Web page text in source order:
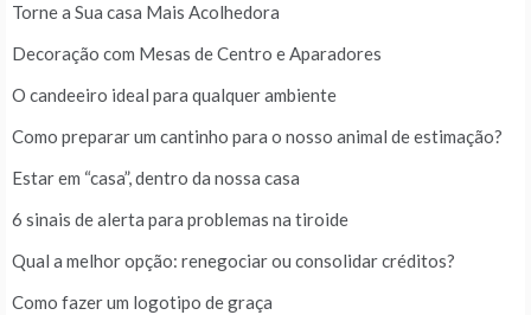
Torne a Sua casa Mais Acolhedora
Decoração com Mesas de Centro e Aparadores
O candeeiro ideal para qualquer ambiente
Como preparar um cantinho para o nosso animal de estimação?
Estar em “casa”, dentro da nossa casa
6 sinais de alerta para problemas na tiroide
Qual a melhor opção: renegociar ou consolidar créditos?
Como fazer um logotipo de graça